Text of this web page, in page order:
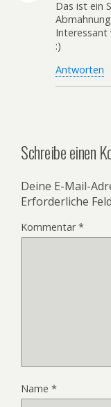
Das ist ein
Interessant
:)
Antworten
Schreibe einen
Deine E-Mail-
Erforderliche
Kommentar*
Name *